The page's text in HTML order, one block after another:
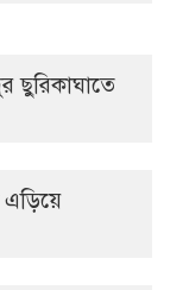
ছুরিকাঘাতে
এড়িয়ে